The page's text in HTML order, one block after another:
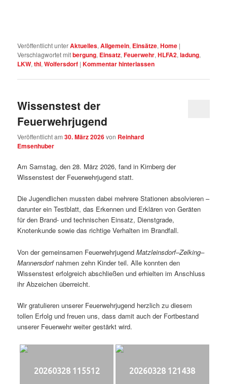
Veröffentlicht unterAktuelles,Allgemein, Einsätze,Home |
Verschlagwortet mitbergung, Einsatz,Feuerwehr,HLFA2,ladung,
LKW,thl,Wolfersdorf |Kommentar hinterlassen
Wissenstest der
Feuerwehrjugend
Veröffentlicht am30. März 2026von Reinhard
Emsenhuber
Am Samstag, den 28. März 2026, fand in Kirnberg der
Wissenstest der Feuerwehrjugend statt.
Die Jugendlichen mussten dabei mehrere Stationen absolvieren –
darunter ein Testblatt, das Erkennen und Erklären von Geräten
für den Brand- und technischen Einsatz, Dienstgrade,
Knotenkunde sowie das richtige Verhalten im Brandfall.
Von der gemeinsamen FeuerwehrjugendMatzleinsdorf–Zelking–
Mannersdorfnahmen zehn Kinder teil. Alle konnten den
Wissenstest erfolgreich abschließen und erhielten im Anschluss
ihr Abzeichen überreicht.
Wir gratulieren unserer Feuerwehrjugend herzlich zu diesem
tollen Erfolg und freuen uns, dass damit auch der Fortbestand
unserer Feuerwehr weiter gestärkt wird.
20260328 115512 20260328 121438